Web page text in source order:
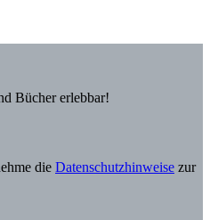
Bücher erlebbar!
die Datenschutzhinweise zur